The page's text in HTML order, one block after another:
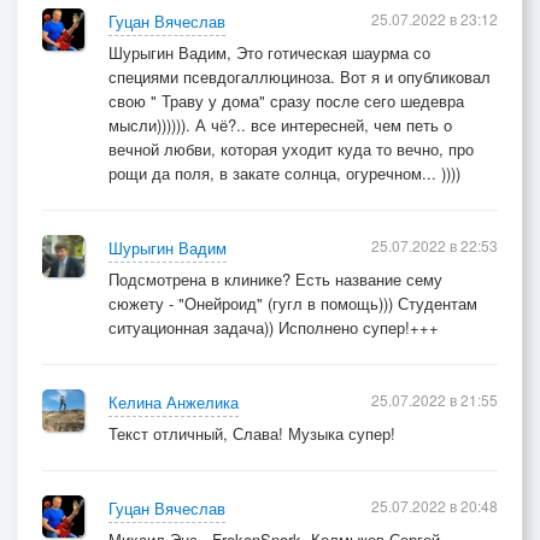
Вечно в зрачках, он в тебе и во мне он.
Гуцан Вячеслав
Шурыгин Вадим, Это готическая шаурма со
специями псевдогаллюциноза. Вот я и опубликовал
свою " Траву у дома" сразу после сего шедевра
мысли)))))). А чё?.. все интересней, чем петь о
вечной любви, которая уходит куда то вечно, про
рощи да поля, в закате солнца, огуречном... ))))
25.07.2022 в 23:12
Шурыгин Вадим
Подсмотрена в клинике? Есть название сему
сюжету - "Онейроид" (гугл в помощь))) Студентам
ситуационная задача)) Исполнено супер!+++
25.07.2022 в 22:53
Келина Анжелика
Текст отличный, Слава! Музыка супер!
25.07.2022 в 21:55
Гуцан Вячеслав
25.07.2022 в 20:48